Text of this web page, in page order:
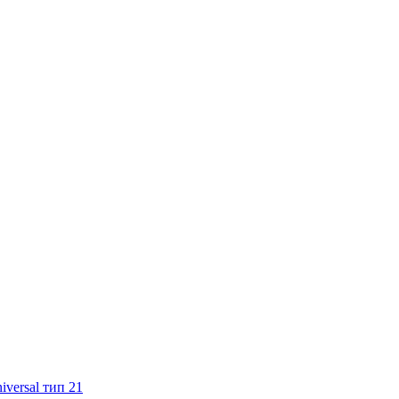
тип 21